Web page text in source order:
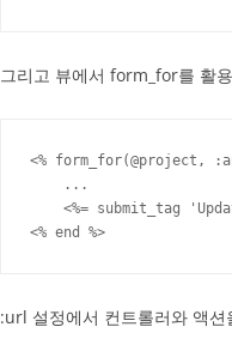
그리고 뷰에서 form_for를 활
<%
    ...
<%= submit_tag
<% end %>
:url 설정에서 컨트롤러와 액